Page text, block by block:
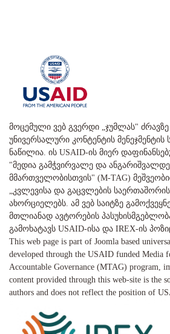
მოცემული ვებ გვერდი „ჯუმლას"
უნივერსალური კონტენტის მენეჯმენტის
ნაწილია. ის USAID-ის მიერ
"მედია გამჭვირვალე და
მმართველობისთვის" (M-TAG)
„კვლევისა და გაცვლების
ახორციელებს. ამ ვებ საიტზე
მთლიანად ავტორების
გამოხატავს USAID-ისა და IREX-ის
This web page is part of Joomla based
developed through the USAID funded Media
Accountable Governance (MTAG) program,
content provided through this web-site is the
authors and does not reflect the position of